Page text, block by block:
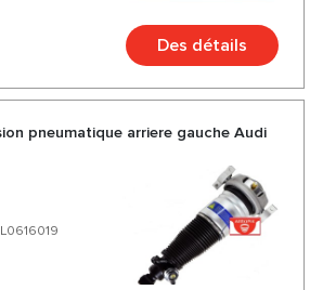
Des détails
pneumatique arriere gauche Audi